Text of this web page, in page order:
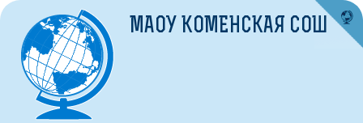
МАОУ КОМЕНСКАЯ СОШ